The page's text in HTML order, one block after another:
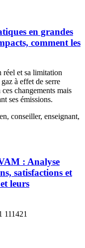
en grandes
comment les
réel et sa limitation
à effet de serre
changements mais
ses émissions.
conseiller, enseignant,
: Analyse
satisfactions et
leurs